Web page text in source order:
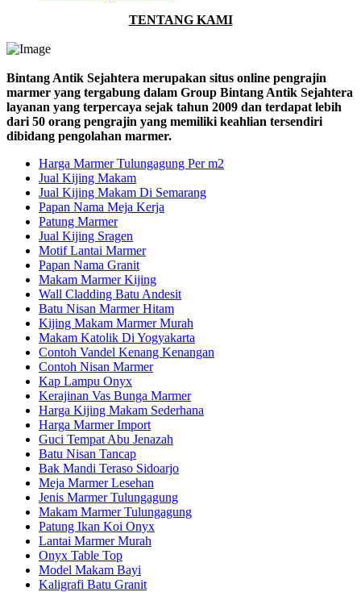
TENTANG KAMI
Bintang Antik Sejahtera merupakan situs online pengrajin
marmer yang tergabung dalam Group Bintang Antik Sejahtera
layanan yang terpercaya sejak tahun 2009 dan terdapat lebih
dari 50 orang pengrajin yang memiliki keahlian tersendiri
dibidang pengolahan marmer.
Harga Marmer Tulungagung Per m2
Jual Kijing Makam
Jual Kijing Makam Di Semarang
Papan Nama Meja Kerja
Patung Marmer
Jual Kijing Sragen
Motif Lantai Marmer
Papan Nama Granit
Makam Marmer Kijing
Wall Cladding Batu Andesit
Batu Nisan Marmer Hitam
Kijing Makam Marmer Murah
Makam Katolik Di Yogyakarta
Contoh Vandel Kenang Kenangan
Contoh Nisan Marmer
Kap Lampu Onyx
Kerajinan Vas Bunga Marmer
Harga Kijing Makam Sederhana
Harga Marmer Import
Guci Tempat Abu Jenazah
Batu Nisan Tancap
Bak Mandi Teraso Sidoarjo
Meja Marmer Lesehan
Jenis Marmer Tulungagung
Makam Marmer Tulungagung
Patung Ikan Koi Onyx
Lantai Marmer Murah
Onyx Table Top
Model Makam Bayi
Kaligrafi Batu Granit